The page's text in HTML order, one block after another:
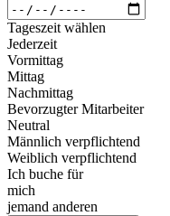
Tageszeit wählen
Jederzeit
Vormittag
Mittag
Nachmittag
Bevorzugter Mitarbeiter
Neutral
Männlich verpflichtend
Weiblich verpflichtend
Ich buche für
mich
jemand anderen